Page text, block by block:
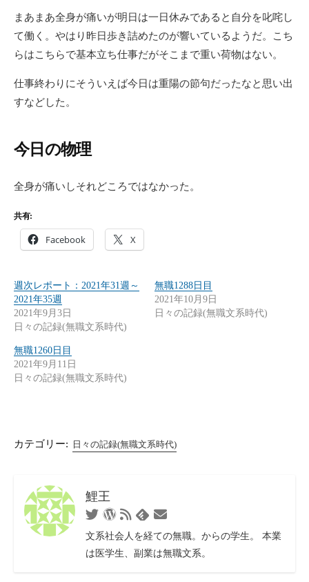
まあまあ全身が痛いが明日は一日休みであると自分を叱咤し
て働く。やはり昨日歩き詰めたのが響いているようだ。こち
らはこちらで基本立ち仕事だがそこまで重い荷物はない。
仕事終わりにそういえば今日は重陽の節句だったなと思い出
すなどした。
今日の物理
全身が痛いしそれどころではなかった。
共有:
Facebook X
週次レポート：2021年31週～
2021年35週
2021年9月3日
日々の記録(無職文系時代)
無職1288日目
2021年10月9日
日々の記録(無職文系時代)
無職1260日目
2021年9月11日
日々の記録(無職文系時代)
カテゴリー: 日々の記録(無職文系時代)
鯉王
TwitterWordPress
RSS
フ
ー
Feedlyお
合
文系社会人を経ての無職。からの学生。 本業
は医学生、副業は無職文系。